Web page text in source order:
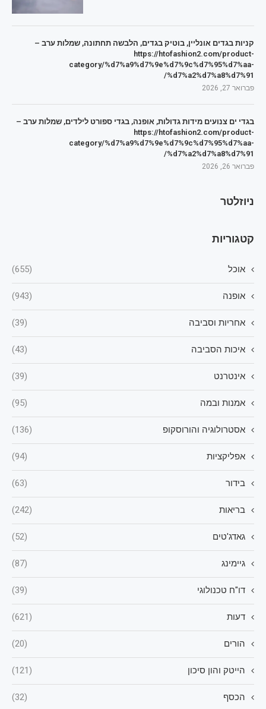
קניות בגדים אונליין, בוטיק בגדים, הלבשה תחתונה, שמלות ערב –
https://htofashion2.com/product-
category/%d7%a9%d7%9e%d7%9c%d7%95%d7%aa-
%d7%a2%d7%a8%d7%91/
פברואר 27, 2026
בגדי ים צנועים מידות גדולות, אופנה, בגדי ספורט לילדים, שמלות ערב –
https://htofashion2.com/product-
category/%d7%a9%d7%9e%d7%9c%d7%95%d7%aa-
%d7%a2%d7%a8%d7%91/
פברואר 26, 2026
ניוזלטר
קטגוריות
אוכל (655)
אופנה (943)
אחריות וסביבה (39)
איכות הסביבה (43)
אינטרנט (39)
אמנות ובמה (95)
אסטרולוגיה והורוסקופ (136)
אפליקציות (94)
בידור (63)
בריאות (242)
גאדג'טים (52)
גיימינג (87)
דו"ח טכנולוגי (39)
דעות (621)
הורים (20)
הייטק והון סיכון (121)
הכסף (32)